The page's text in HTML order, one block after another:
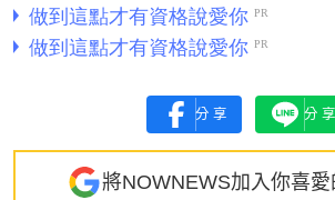
分享 分享
將NOWNEWS加入你喜